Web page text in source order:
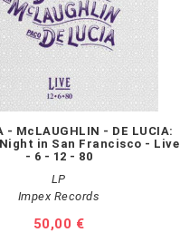
- McLAUGHLIN - DE LUCIA:
in San Francisco - Live
- 6 - 12 - 80
LP
Impex Records
Prezzo
50,00 €